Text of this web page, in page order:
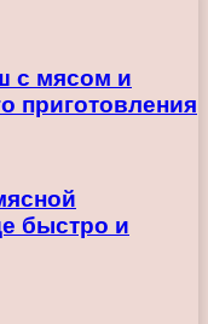
с мясом и
приготовления
быстро и